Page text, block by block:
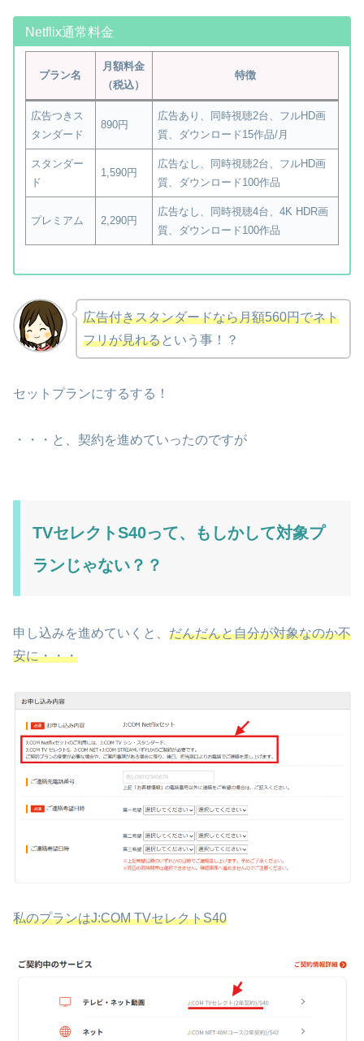
Netflix通常料金
プラン名
月額料金
（税込）
特徴
広告つきス
タンダード
890円
広告あり、同時視聴2台、フルHD画
質、ダウンロード15作品/月
スタンダー
ド
1,590円
広告なし、同時視聴2台、フルHD画
質、ダウンロード100作品
プレミアム 2,290円
広告なし、同時視聴4台、4K HDR画
質、ダウンロード100作品
広告付きスタンダードなら月額560円でネト
フリが見れるという事！？
セットプランにするする！
・・・と、契約を進めていったのですが
TVセレクトS40って、もしかして対象プ
ランじゃない？？
申し込みを進めていくと、 だんだんと自分が対象なのか不
安に・・・
私のプランはJ:COM TVセレクトS40